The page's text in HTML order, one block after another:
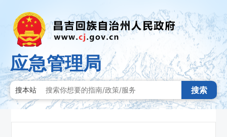
应急管理局
搜本站 搜索